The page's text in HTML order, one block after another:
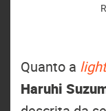
Quanto a
Haruhi